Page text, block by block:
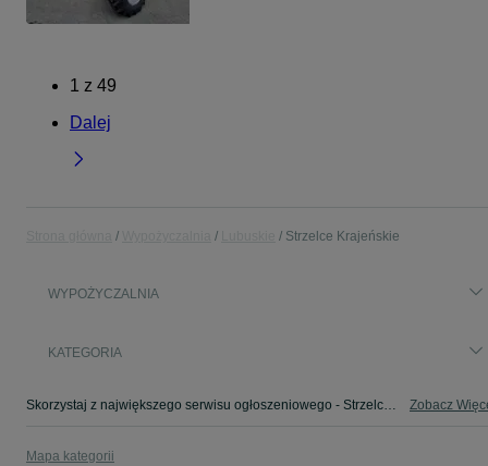
1 z 49
Dalej
Strzelce Krajeńskie
WYPOŻYCZALNIA
KATEGORIA
Skorzystaj z największego serwisu ogłoszeniowego - Strzelce Krajeńskie i okolice! - kupuj lub sprzedawaj jeszcze wygodniej w kategorii Wypożyczalnia! Zobacz
Mapa kategorii